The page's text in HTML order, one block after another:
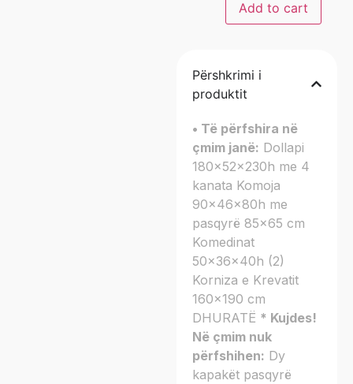
Add to cart
Përshkrimi i
produktit
• Të përfshira në
çmim janë: Dollapi
180x52x230h me 4
kanata Komoja
90x46x80h me
pasqyrë 85×65 cm
Komedinat
50x36x40h (2)
Korniza e Krevatit
160×190 cm
DHURATË * Kujdes!
Në çmim nuk
përfshihen: Dy
kapakët pasqyrë